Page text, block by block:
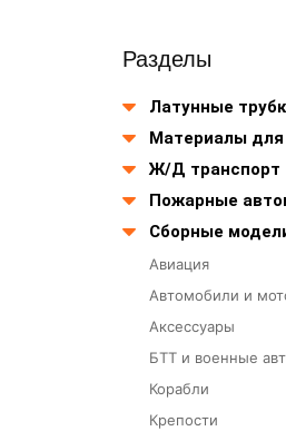
Разделы
Латунные
Материалы
Ж/Д транспорт
Пожарные
Сборные
Авиация
Автомобили и
Аксессуары
БТТ и военные
Корабли
Крепости